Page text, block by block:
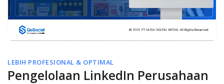
LEBIH PROFESIONAL & OPTIMAL
Pengelolaan LinkedIn Perusahaan